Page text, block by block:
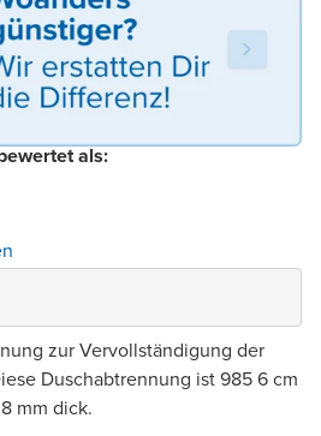
als:
zur Vervollständigung der
Duschabtrennung ist 985 6 cm
mm dick.